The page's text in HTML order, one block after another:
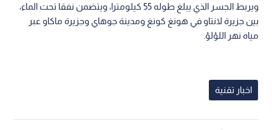
ويربط الجسر الذي يبلغ طوله 55 كيلومترا، ويتضمن نفقا تحت الماء،
بين جزيرة لانتاو في هونغ كونغ ومدينة جوهاي وجزيرة ماكاو عبر
مياه نهر اللؤلؤ.
اخبار تقنية